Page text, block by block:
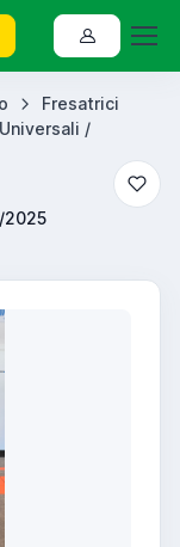
Fresatrici
/
2025